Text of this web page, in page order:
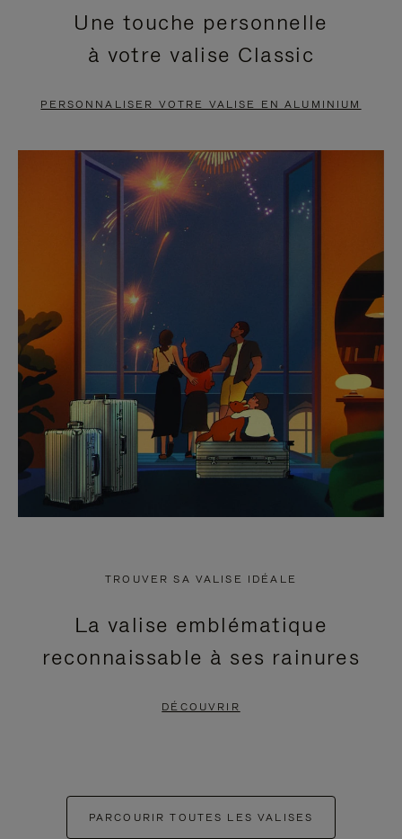
EN
PAUSE,
APPUYEZ
POUR
METTRE
PAUSE
VIDÉO
EST
DÉSACTIVÉ.
CLIQUER
POUR
RÉACTIVER
LE
SON
Une touche personnelle
à votre valise Classic
PERSONNALISER VOTRE VALISE EN ALUMINIUM
TROUVER SA VALISE IDÉALE
La valise emblématique
reconnaissable à ses rainures
DÉCOUVRIR
PARCOURIR TOUTES LES VALISES